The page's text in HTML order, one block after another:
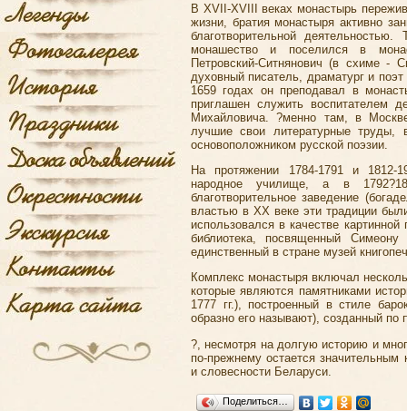
В XVII-XVIII веках монастырь
жизни, братия монастыря активно
благотворительной
монашество и поселился в
Петровский-Ситнянович (в схиме -
духовный писатель, драматург и
1659 годах он преподавал в
приглашен служить воспитателем
Михайловича. ?менно там, в
лучшие свои литературные труды,
основоположником русской поэзии.
На протяжении 1784-1791 и 1812-
народное училище, а в
благотворительное заведение
властью в XX веке эти традиции
использовался в качестве
библиотека, посвященный
единственный в стране музей
Комплекс монастыря включал
которые являются памятниками
1777 гг.), построенный в стиле
образно его называют), созданный по
?, несмотря на долгую историю и
по-прежнему остается
и словесности Беларуси.
Поделиться…